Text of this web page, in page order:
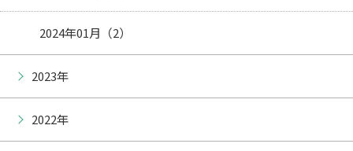
2024年01月（2）
2023年
2022年